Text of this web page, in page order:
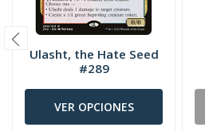
Ulasht, the Hate Seed
#289
VER OPCIONES